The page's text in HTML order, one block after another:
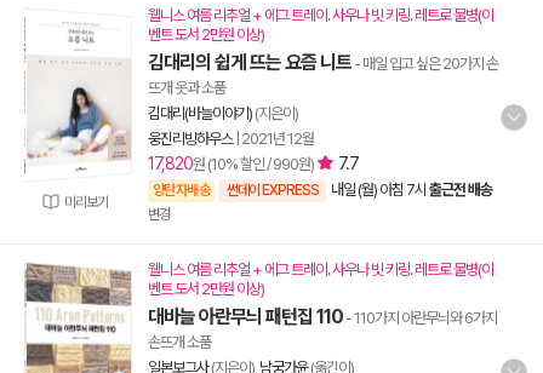
미리보기
웰니스 여름 리추얼 + 에그 트레이. 사우나 빗 키링. 레트로 물병(이
벤트 도서 2만원 이상)
김대리의 쉽게 뜨는 요즘 니트 - 매일 입고 싶은 20가지 손
뜨개 옷과 소품
김대리(바늘이야기) (지은이)
웅진리빙하우스| 2021년 12월
17,820원 (10% 할인 / 990원) 7.7
양탄자배송 썬데이 EXPRESS 내일 (월) 아침 7시 출근전 배송
변경
웰니스 여름 리추얼 + 에그 트레이. 사우나 빗 키링. 레트로 물병(이
벤트 도서 2만원 이상)
대바늘 아란무늬 패턴집 110 - 110가지 아란무늬와 6가지
손뜨개 소품
일본보그사(지은이), 남궁가윤(옮긴이)